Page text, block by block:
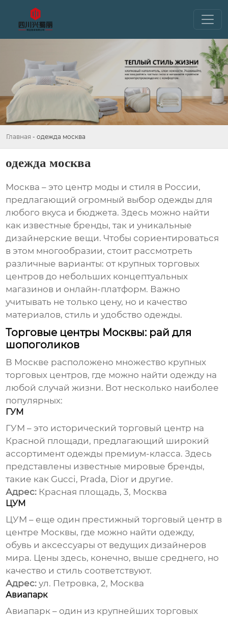
Главная - одежда москва
одежда москва
Москва – это центр моды и стиля в России,
предлагающий огромный выбор одежды для
любого вкуса и бюджета. Здесь можно найти
как известные бренды, так и уникальные
дизайнерские вещи. Чтобы сориентироваться
в этом многообразии, стоит рассмотреть
различные варианты: от крупных торговых
центров до небольших концептуальных
магазинов и онлайн-платформ. Важно
учитывать не только цену, но и качество
материалов, стиль и удобство одежды.
Торговые центры Москвы: рай для
шопоголиков
В Москве расположено множество крупных
торговых центров, где можно найти одежду на
любой случай жизни. Вот несколько наиболее
популярных:
ГУМ
ГУМ – это исторический торговый центр на
Красной площади, предлагающий широкий
ассортимент одежды премиум-класса. Здесь
представлены известные мировые бренды,
такие как Gucci, Prada, Dior и другие.
Адрес: Красная площадь, 3, Москва
ЦУМ
ЦУМ – еще один престижный торговый центр в
центре Москвы, где можно найти одежду,
обувь и аксессуары от ведущих дизайнеров
мира. Цены здесь, конечно, выше среднего, но
качество и стиль соответствуют.
Адрес: ул. Петровка, 2, Москва
Авиапарк
Авиапарк – один из крупнейших торговых